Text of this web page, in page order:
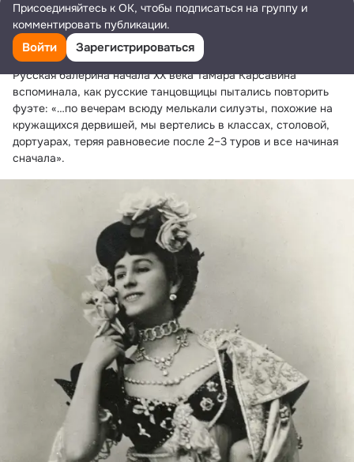
приглашенная из Вены Генриетта Дор в 1868 году.
Шестнадцать оборотов делала Антониетта дель Эра в
балете «Щелкунчик». Но настоящей сенсацией стали в 1893
году 32 фуэте итальянки Пьерины Леньяни.
Русская балерина начала ХХ века Тамара Карсавина
вспоминала, как русские танцовщицы пытались повторить
фуэте: «…по вечерам всюду мелькали силуэты, похожие на
кружащихся дервишей, мы вертелись в классах, столовой,
дортуарах, теряя равновесие после 2–3 туров и все начиная
сначала».
Присоединяйтесь к ОК, чтобы подписаться на группу и
комментировать публикации.
Войти Зарегистрироваться